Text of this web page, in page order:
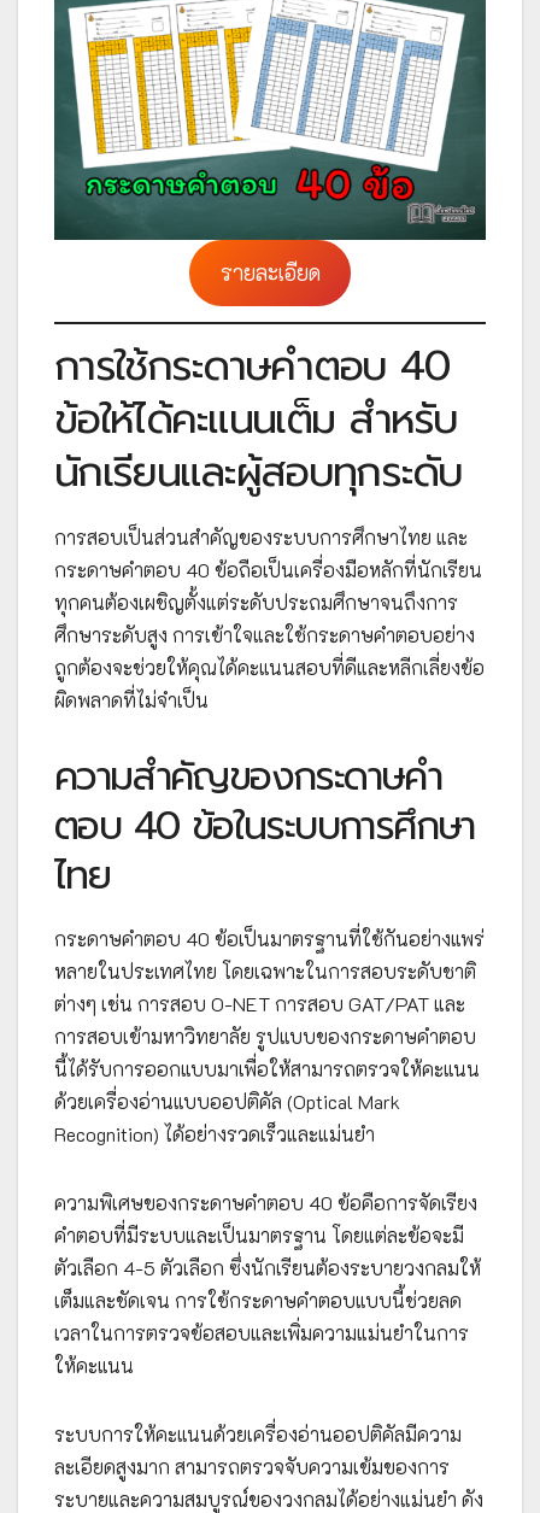
รายละเอียด
การใช้กระดาษคำตอบ 40
ข้อให้ได้คะแนนเต็ม สำหรับ
นักเรียนและผู้สอบทุกระดับ
การสอบเป็นส่วนสำคัญของระบบการศึกษาไทย และ
กระดาษคำตอบ 40 ข้อถือเป็นเครื่องมือหลักที่นักเรียน
ทุกคนต้องเผชิญตั้งแต่ระดับประถมศึกษาจนถึงการ
ศึกษาระดับสูง การเข้าใจและใช้กระดาษคำตอบอย่าง
ถูกต้องจะช่วยให้คุณได้คะแนนสอบที่ดีและหลีกเลี่ยงข้อ
ผิดพลาดที่ไม่จำเป็น
ความสำคัญของกระดาษคำ
ตอบ 40 ข้อในระบบการศึกษา
ไทย
กระดาษคำตอบ 40 ข้อเป็นมาตรฐานที่ใช้กันอย่างแพร่
หลายในประเทศไทย โดยเฉพาะในการสอบระดับชาติ
ต่างๆ เช่น การสอบ O-NET การสอบ GAT/PAT และ
การสอบเข้ามหาวิทยาลัย รูปแบบของกระดาษคำตอบ
นี้ได้รับการออกแบบมาเพื่อให้สามารถตรวจให้คะแนน
ด้วยเครื่องอ่านแบบออปติคัล (Optical Mark
Recognition) ได้อย่างรวดเร็วและแม่นยำ
ความพิเศษของกระดาษคำตอบ 40 ข้อคือการจัดเรียง
คำตอบที่มีระบบและเป็นมาตรฐาน โดยแต่ละข้อจะมี
ตัวเลือก 4-5 ตัวเลือก ซึ่งนักเรียนต้องระบายวงกลมให้
เต็มและชัดเจน การใช้กระดาษคำตอบแบบนี้ช่วยลด
เวลาในการตรวจข้อสอบและเพิ่มความแม่นยำในการ
ให้คะแนน
ระบบการให้คะแนนด้วยเครื่องอ่านออปติคัลมีความ
ละเอียดสูงมาก สามารถตรวจจับความเข้มของการ
ระบายและความสมบูรณ์ของวงกลมได้อย่างแม่นยำ ดัง